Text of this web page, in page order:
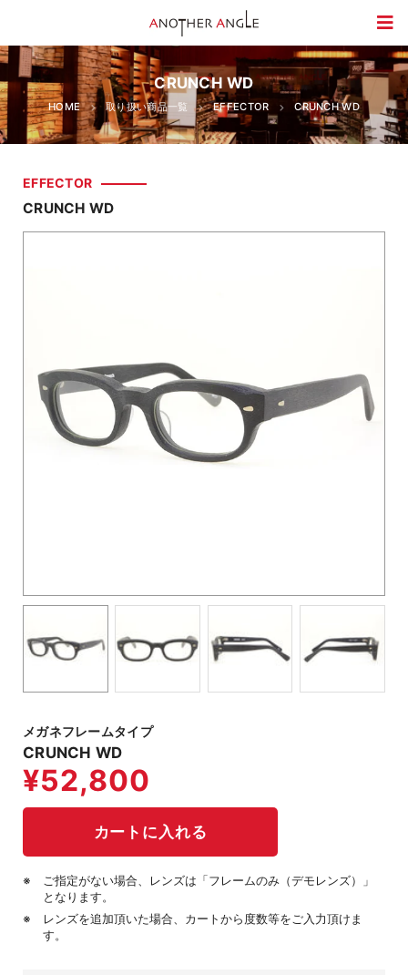
CRUNCH WD
HOME 取り扱い商品一覧 EFFECTOR CRUNCH WD
EFFECTOR
CRUNCH WD
メガネフレームタイプ
CRUNCH WD
ご指定がない場合、レンズは「フレームのみ（デモレンズ）」
となります。
レンズを追加頂いた場合、カートから度数等をご入力頂けま
す。